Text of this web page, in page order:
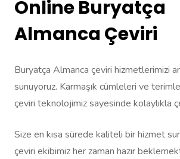
Online Buryatça
Almanca Çeviri
Buryatça Almanca çeviri hizmetlerimizi
sunuyoruz. Karmaşık cümleleri ve
çeviri teknolojimiz sayesinde kolaylıkla
Size en kısa sürede kaliteli bir hizmet
çeviri ekibimiz her zaman hazır